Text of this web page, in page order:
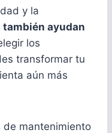
y la
también ayudan
los
transformar tu
aún más
de mantenimiento